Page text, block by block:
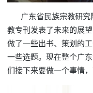
广东省民族宗教研究
教专刊发表了未来的展
做了一些出书、策划的
一些选题。现在整个广
们接下来要做一个事情